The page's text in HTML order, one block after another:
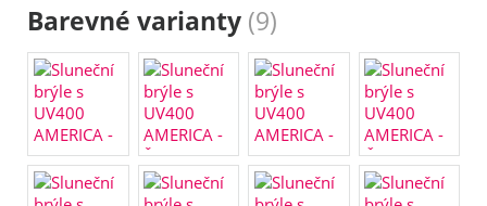
Barevné varianty (9)